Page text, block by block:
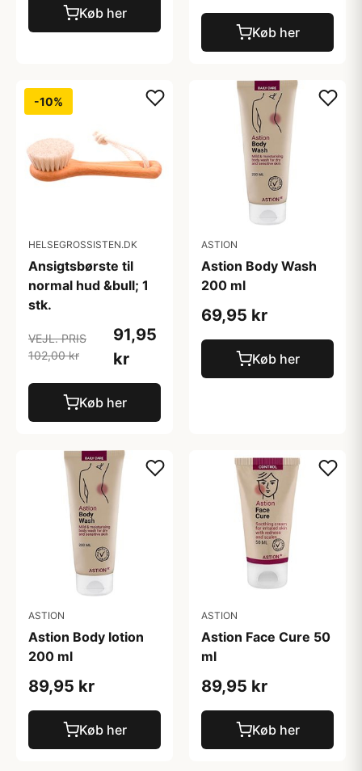
Køb her
Køb her
-10%
HELSEGROSSISTEN.DK
Ansigtsbørste til
normal hud &bull; 1
stk.
VEJL. PRIS
102,00 kr
91,95
kr
Køb her
ASTION
Astion Body Wash
200 ml
69,95 kr
Køb her
ASTION
Astion Body lotion
200 ml
89,95 kr
Køb her
ASTION
Astion Face Cure 50
ml
89,95 kr
Køb her